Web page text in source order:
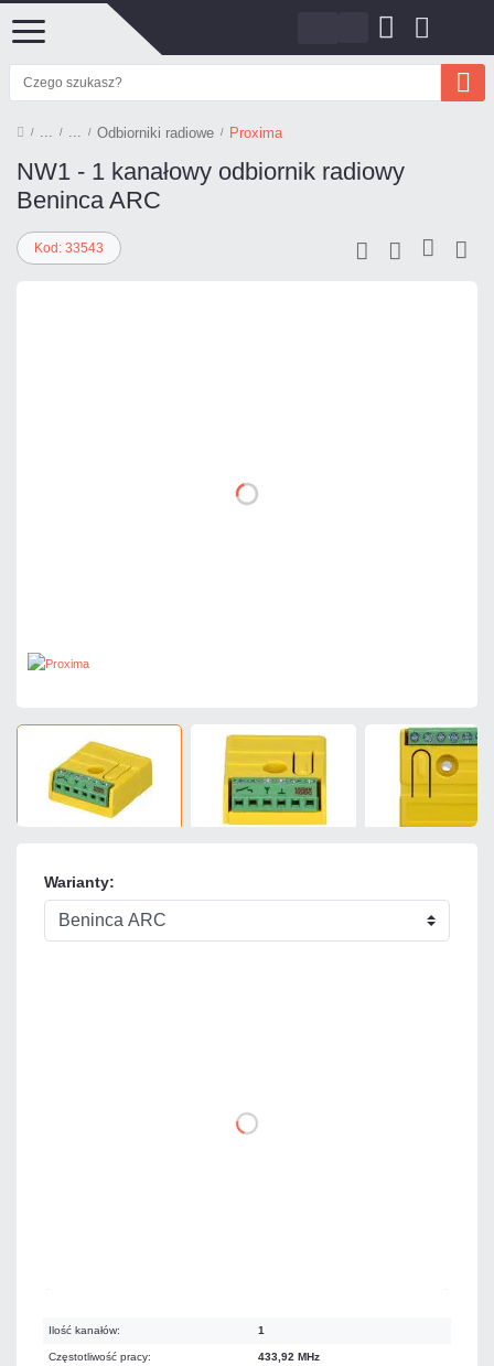
Odbiorniki radiowe Proxima
NW1 - 1 kanałowy odbiornik radiowy
Beninca ARC
Kod: 33543
Warianty:
Ilość kanałów: 1
Częstotliwość pracy: 433,92 MHz